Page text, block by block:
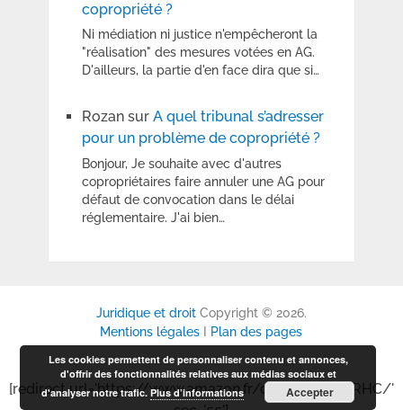
copropriété ?
Ni médiation ni justice n'empêcheront la
"réalisation" des mesures votées en AG.
D'ailleurs, la partie d'en face dira que si…
Rozansur A quel tribunal s’adresser
pour un problème de copropriété ?
Bonjour, Je souhaite avec d'autres
copropriétaires faire annuler une AG pour
défaut de convocation dans le délai
réglementaire. J'ai bien…
Juridique et droitCopyright © 2026.
Mentions légales
Plan des pages
[redirect url='https://www.amazon.fr/dp/B0GP6P6RHC/'
Les cookies permettent de personnaliser contenu et annonces,
d'offrir des fonctionnalités relatives aux médias sociaux et
d'analyser notre trafic.Plus d’informations Accepter